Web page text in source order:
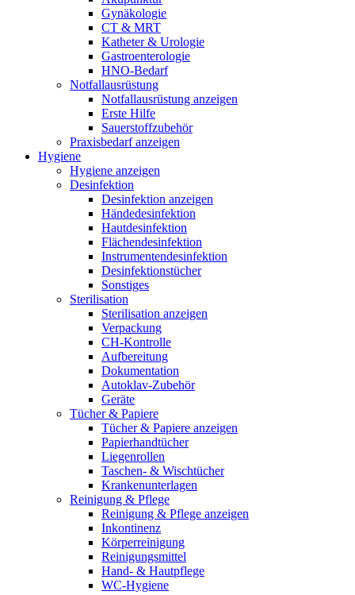
Gynäkologie
CT & MRT
Katheter & Urologie
Gastroenterologie
HNO-Bedarf
Notfallausrüstung
Notfallausrüstung anzeigen
Erste Hilfe
Sauerstoffzubehör
Praxisbedarf anzeigen
Hygiene
Hygiene anzeigen
Desinfektion
Desinfektion anzeigen
Händedesinfektion
Hautdesinfektion
Flächendesinfektion
Instrumentendesinfektion
Desinfektionstücher
Sonstiges
Sterilisation
Sterilisation anzeigen
Verpackung
CH-Kontrolle
Aufbereitung
Dokumentation
Autoklav-Zubehör
Geräte
Tücher & Papiere
Tücher & Papiere anzeigen
Papierhandtücher
Liegenrollen
Taschen- & Wischtücher
Krankenunterlagen
Reinigung & Pflege
Reinigung & Pflege anzeigen
Inkontinenz
Körperreinigung
Reinigungsmittel
Hand- & Hautpflege
WC-Hygiene